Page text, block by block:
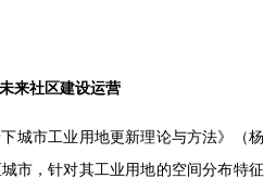
来社区建设运营
城市工业用地更新理论与方法》（杨
市，针对其工业用地的空间分布特征